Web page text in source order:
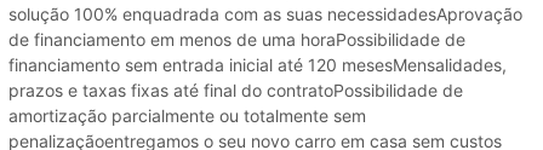
solução 100% enquadrada com as suas necessidadesAprovação
de financiamento em menos de uma horaPossibilidade de
financiamento sem entrada inicial até 120 mesesMensalidades,
prazos e taxas fixas até final do contratoPossibilidade de
amortização parcialmente ou totalmente sem
penalizaçãoentregamos o seu novo carro em casa sem custos